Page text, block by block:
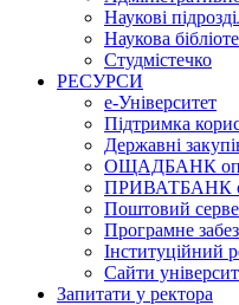
Наукові
Наукова
Студмістечко
РЕСУРСИ
е-Університет
Підтримка
Державні
ОЩАДБАНК
ПРИВАТБАНК
Поштовий
Програмне
Інституційний
Сайти
Запитати у ректора